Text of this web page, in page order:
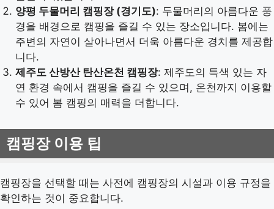
양평 두물머리 캠핑장 (경기도): 두물머리의 아름다운 풍
경을 배경으로 캠핑을 즐길 수 있는 장소입니다. 봄에는
주변의 자연이 살아나면서 더욱 아름다운 경치를 제공합
니다.
제주도 산방산 탄산온천 캠핑장: 제주도의 특색 있는 자
연 환경 속에서 캠핑을 즐길 수 있으며, 온천까지 이용할
수 있어 봄 캠핑의 매력을 더합니다.
캠핑장 이용 팁
캠핑장을 선택할 때는 사전에 캠핑장의 시설과 이용 규정을
확인하는 것이 중요합니다.